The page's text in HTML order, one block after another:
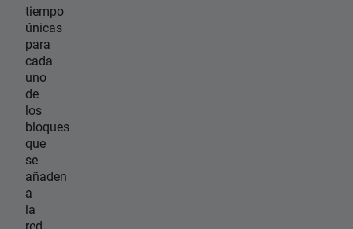
tiempo
únicas
para
cada
uno
de
los
bloques
que
se
añaden
a
la
red